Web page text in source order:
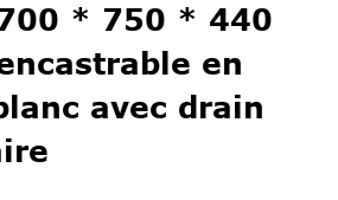
* 750 * 440
en
avec drain